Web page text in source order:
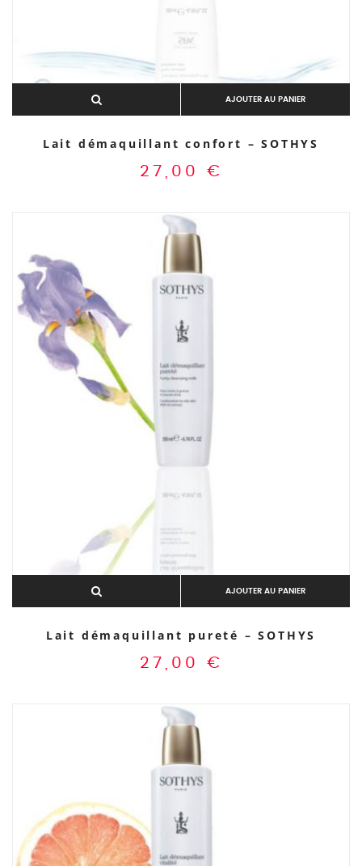
AJOUTER AU PANIER
Lait démaquillant confort – SOTHYS
27,00 €
AJOUTER AU PANIER
Lait démaquillant pureté – SOTHYS
27,00 €